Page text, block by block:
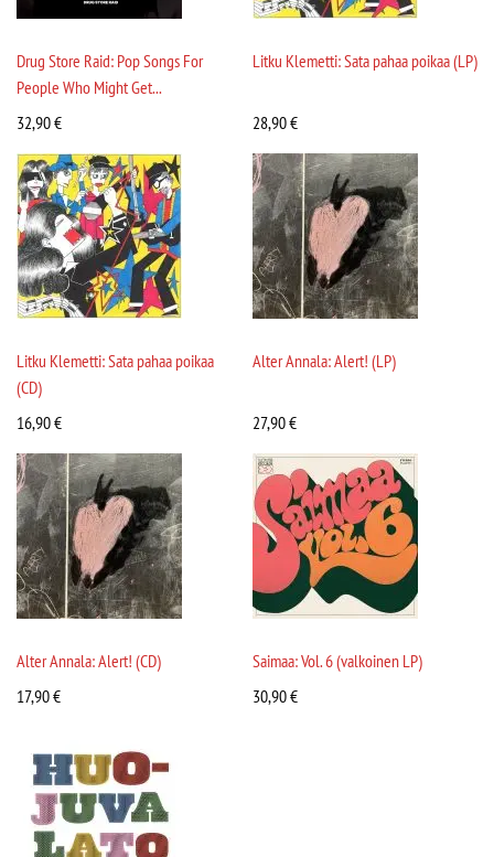
Drug Store Raid: Pop Songs For
People Who Might Get...
32,90€
Litku Klemetti: Sata pahaa poikaa (LP)
28,90€
Litku Klemetti: Sata pahaa poikaa
(CD)
16,90€
Alter Annala: Alert! (LP)
27,90€
Alter Annala: Alert! (CD)
17,90€
Saimaa: Vol. 6 (valkoinen LP)
30,90€